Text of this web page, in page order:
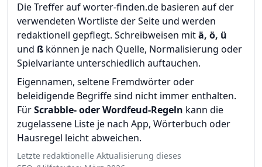
Die Treffer auf worter-finden.de basieren auf der
verwendeten Wortliste der Seite und werden
redaktionell gepflegt. Schreibweisen mitä, ö, ü
und ß können je nach Quelle, Normalisierung oder
Spielvariante unterschiedlich auftauchen.
Eigennamen, seltene Fremdwörter oder
beleidigende Begriffe sind nicht immer enthalten.
FürScrabble- oder Wordfeud-Regeln kann die
zugelassene Liste je nach App, Wörterbuch oder
Hausregel leicht abweichen.
Letzte redaktionelle Aktualisierung dieses